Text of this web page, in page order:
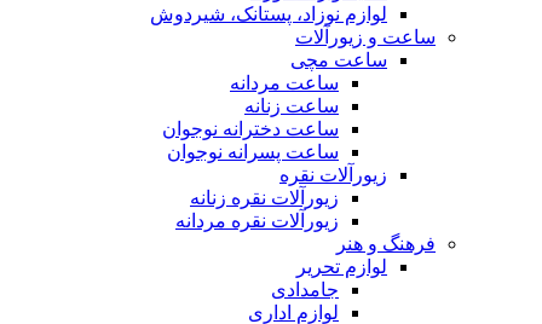
لوازم نوزاد، پستانک، شیردوش
ساعت و زیور‌آلات
ساعت مچی
ساعت مردانه
ساعت زنانه
ساعت دخترانه نوجوان
ساعت پسرانه نوجوان
زیورآلات نقره
زیورآلات نقره زنانه
زیورآلات نقره مردانه
فرهنگ و هنر
لوازم تحریر
جامدادی
لوازم اداری